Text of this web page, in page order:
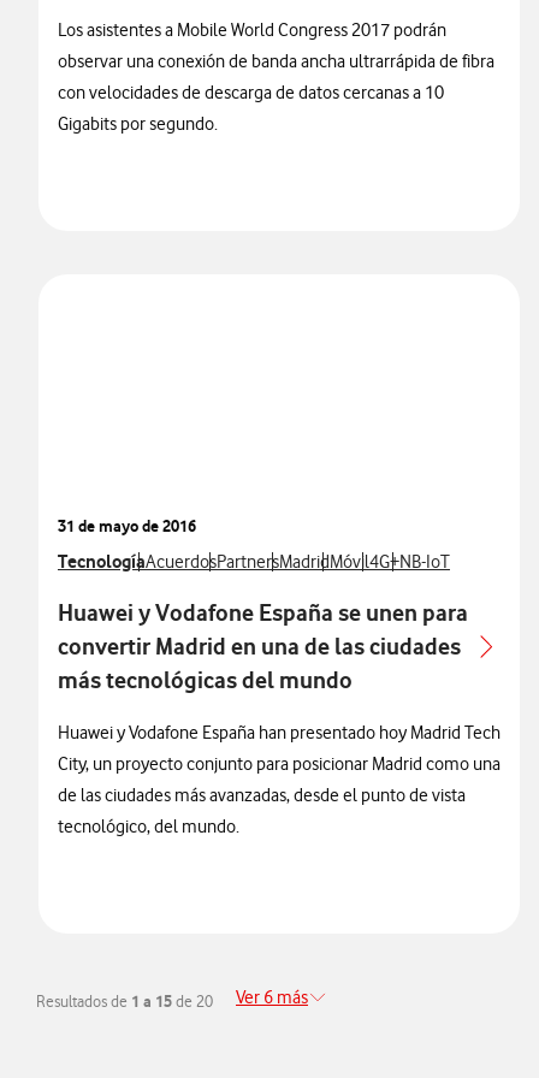
Los asistentes a Mobile World Congress 2017 podrán
observar una conexión de banda ancha ultrarrápida de fibra
con velocidades de descarga de datos cercanas a 10
Gigabits por segundo.
31 de mayo de 2016
Ver más notas de prensa relacionados con
TecnologíaVer más notas de prensa relacionados con
AcuerdosVer más notas de prensa relacionados con
PartnersVer más notas de prensa
MadridVer más notas de prensa
MóvilVer más notas de
4G+Ver más notas de
NB-IoT
Huawei y Vodafone España se unen para
convertir Madrid en una de las ciudades
más tecnológicas del mundo
Huawei y Vodafone España han presentado hoy Madrid Tech
City, un proyecto conjunto para posicionar Madrid como una
de las ciudades más avanzadas, desde el punto de vista
tecnológico, del mundo.
Resultados de 1 a 15de 20 Ver 6 más